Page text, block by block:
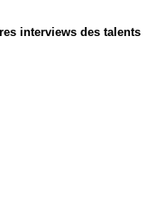
interviews des talents